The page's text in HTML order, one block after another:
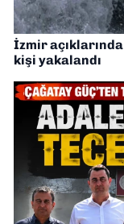
İzmir
kişi yakalandı